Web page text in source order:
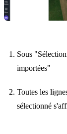
Sous
importées"
Toutes les
sélectionné